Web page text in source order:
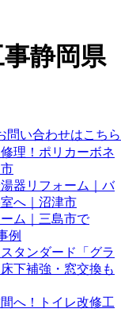
静岡県
理！ポリカーボネ
器リフォーム｜バ
へ｜沼津市
ム｜三島市で
例
タンダード「グラ
下補強・窓交換も
へ！トイレ改修工